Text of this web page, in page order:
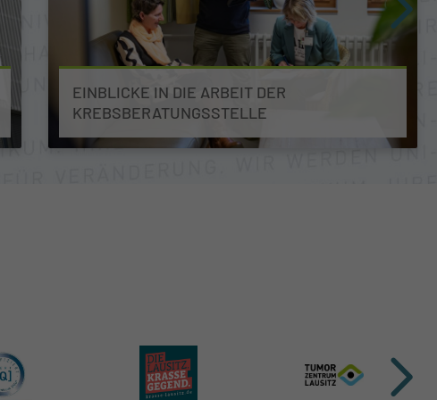
EINBLICKE IN DIE ARBEIT DER
KREBSBERATUNGSSTELLE